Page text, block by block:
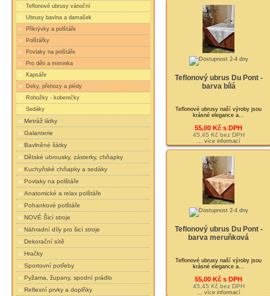
Teflonové ubrusy vánoční
Ubrusy bavlna a damašek
Přikrývky a polštáře
Polštářky
Povlaky na polštáře
Pro děti a miminka
Kapsáře
Deky, přehozy a plédy
Rohožky - koberečky
Sedáky
Metráž látky
Galanterie
Bavlněné šátky
Dětské ubrousky, zásterky, chňapky
Kuchyňské chňapky a sedáky
Povlaky na polštáře
Anatomické a relax polštáře
Pohankové polštáře
NOVÉ Šicí stroje
Náhradní díly pro šicí stroje
Dekorační sítě
Hračky
Sportovní potřeby
Pyžama, župany, spodní prádlo
Reflexní prvky a doplňky
Teflonový ubrus Du Pont -
barva bílá
Teflonové ubrusy naší výroby jsou
krásné elegance a...
55,00 Kč s DPH
45,45 Kč bez DPH
... více informací
Teflonový ubrus Du Pont -
barva meruňková
Teflonové ubrusy naší výroby jsou
krásné elegance a...
55,00 Kč s DPH
45,45 Kč bez DPH
... více informací